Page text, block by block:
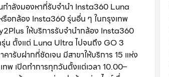
ำลังมองหาที่รับจำนำ Insta360 Luna
อกล้อง Insta360 รุ่นอื่น ๆ ในกรุงเทพ
ให้บริการรับจำนำกล้อง Insta360
น ตั้งแต่ Luna Ultra ไปจนถึง GO 3
คารับฝากที่ชัดเจน มีสาขาให้บริการ 15 แห่ง
ทพ เปิดทำการทุกวันตั้งแต่เวลา 10.00–